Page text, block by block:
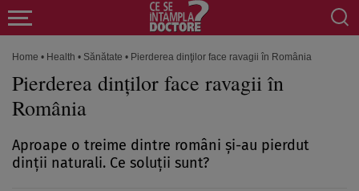
Home • Health • Sănătate • Pierderea dinţilor face ravagii în România
Pierderea dinţilor face ravagii în
România
Aproape o treime dintre români şi-au pierdut
dinţii naturali. Ce soluţii sunt?